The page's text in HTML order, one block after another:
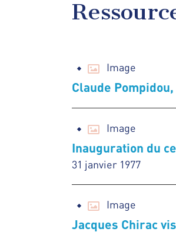
Image
Claude
Image
Inauguration du
31 janvier 1977
Image
Jacques Chirac